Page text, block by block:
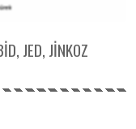
JED, JİNKOZ